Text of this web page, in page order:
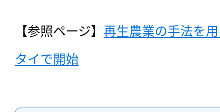
【参照ページ】 再生農業の手法を
タイで開始